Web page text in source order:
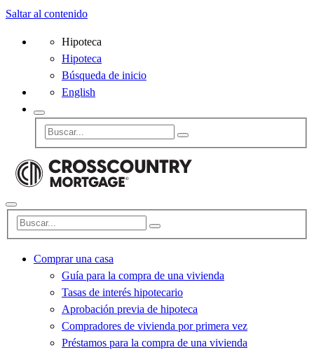
Saltar al contenido
Hipoteca
Hipoteca
Búsqueda de inicio
English
Comprar una casa
Guía para la compra de una vivienda
Tasas de interés hipotecario
Aprobación previa de hipoteca
Compradores de vivienda por primera vez
Préstamos para la compra de una vivienda